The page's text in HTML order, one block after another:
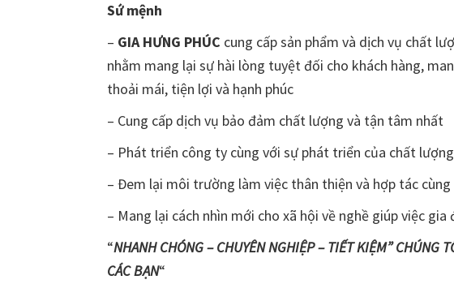
Sứ mệnh
– GIA HƯNG PHÚC cung cấp sản phẩm và dịch vụ chất
nhằm mang lại sự hài lòng tuyệt đối cho khách hàng,
thoải mái, tiện lợi và hạnh phúc
– Cung cấp dịch vụ bảo đảm chất lượng và tận tâm nhất
– Phát triển công ty cùng với sự phát triển của chất
– Đem lại môi trường làm việc thân thiện và hợp tác
– Mang lại cách nhìn mới cho xã hội về nghề giúp việc gia
“NHANH CHÓNG – CHUYÊN NGHIỆP – TIẾT KIỆM” CHÚNG
CÁC BẠN“